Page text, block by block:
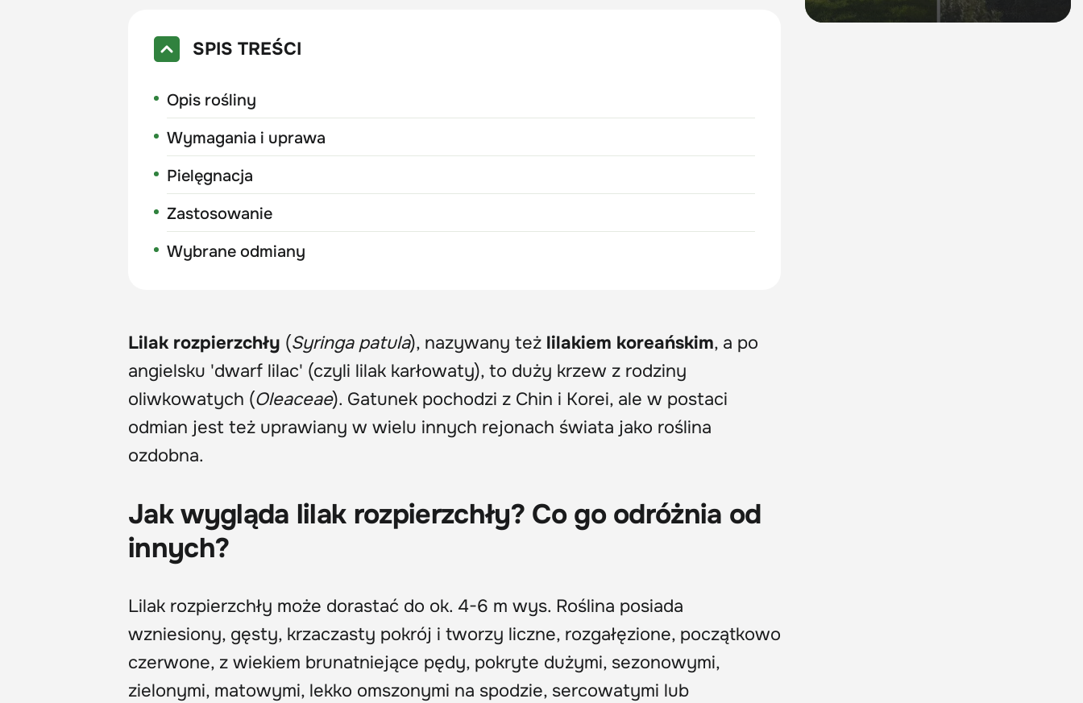
SPIS TREŚCI
Opis rośliny
Wymagania i uprawa
Pielęgnacja
Zastosowanie
Wybrane odmiany
Lilak rozpierzchły (Syringa patula), nazywany też lilakiem koreańskim, a po
angielsku 'dwarf lilac' (czyli lilak karłowaty), to duży krzew z rodziny
oliwkowatych (Oleaceae). Gatunek pochodzi z Chin i Korei, ale w postaci
odmian jest też uprawiany w wielu innych rejonach świata jako roślina
ozdobna.
Jak wygląda lilak rozpierzchły? Co go odróżnia od
innych?
Lilak rozpierzchły może dorastać do ok. 4-6 m wys. Roślina posiada
wzniesiony, gęsty, krzaczasty pokrój i tworzy liczne, rozgałęzione, początkowo
czerwone, z wiekiem brunatniejące pędy, pokryte dużymi, sezonowymi,
zielonymi, matowymi, lekko omszonymi na spodzie, sercowatymi lub